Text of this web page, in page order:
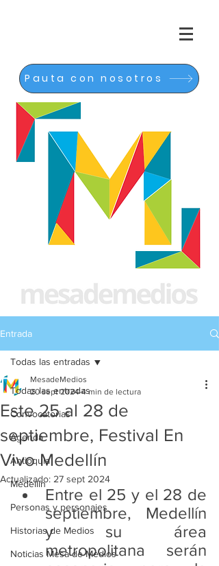
Pauta con nosotros
Entrada
Todas las entradas
Convocatorias
Agenda
Antioquia
Medellín
Personas y personajes
Historias de Medios
Noticias Mesa de Medios
Todas las entradas
Este 25 al 28 de
septiembre, Festival En
Vivo Medellín
MesadeMedios
20 sept 2024 4 min de lectura
Actualizado: 27 sept 2024
Entre el 25 y el 28 de
septiembre, Medellín
y su área
metropolitana serán